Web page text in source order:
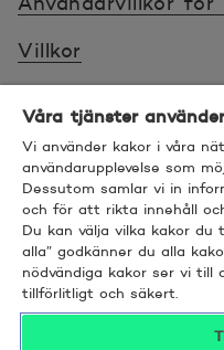
Villkor
Tillgänglighet
Bra att veta
© 2026 POP Pankki,
ESPOO
Våra tjänster
Vi använder kakor i våra
användarupplevelse som
Dessutom samlar vi in
och för att rikta innehåll
Du kan välja vilka kakor du
alla” godkänner du alla
nödvändiga kakor ser vi
tillförlitligt och säkert.